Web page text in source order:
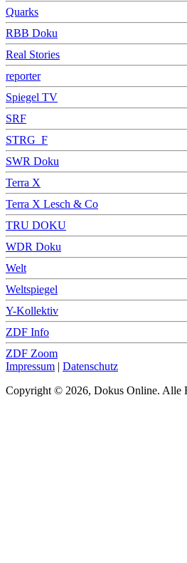
Quarks
RBB Doku
Real Stories
reporter
Spiegel TV
SRF
STRG_F
SWR Doku
Terra X
Terra X Lesch & Co
TRU DOKU
WDR Doku
Welt
Weltspiegel
Y-Kollektiv
ZDF Info
ZDF Zoom
Impressum | Datenschutz
Copyright © 2026, Dokus Online. Alle